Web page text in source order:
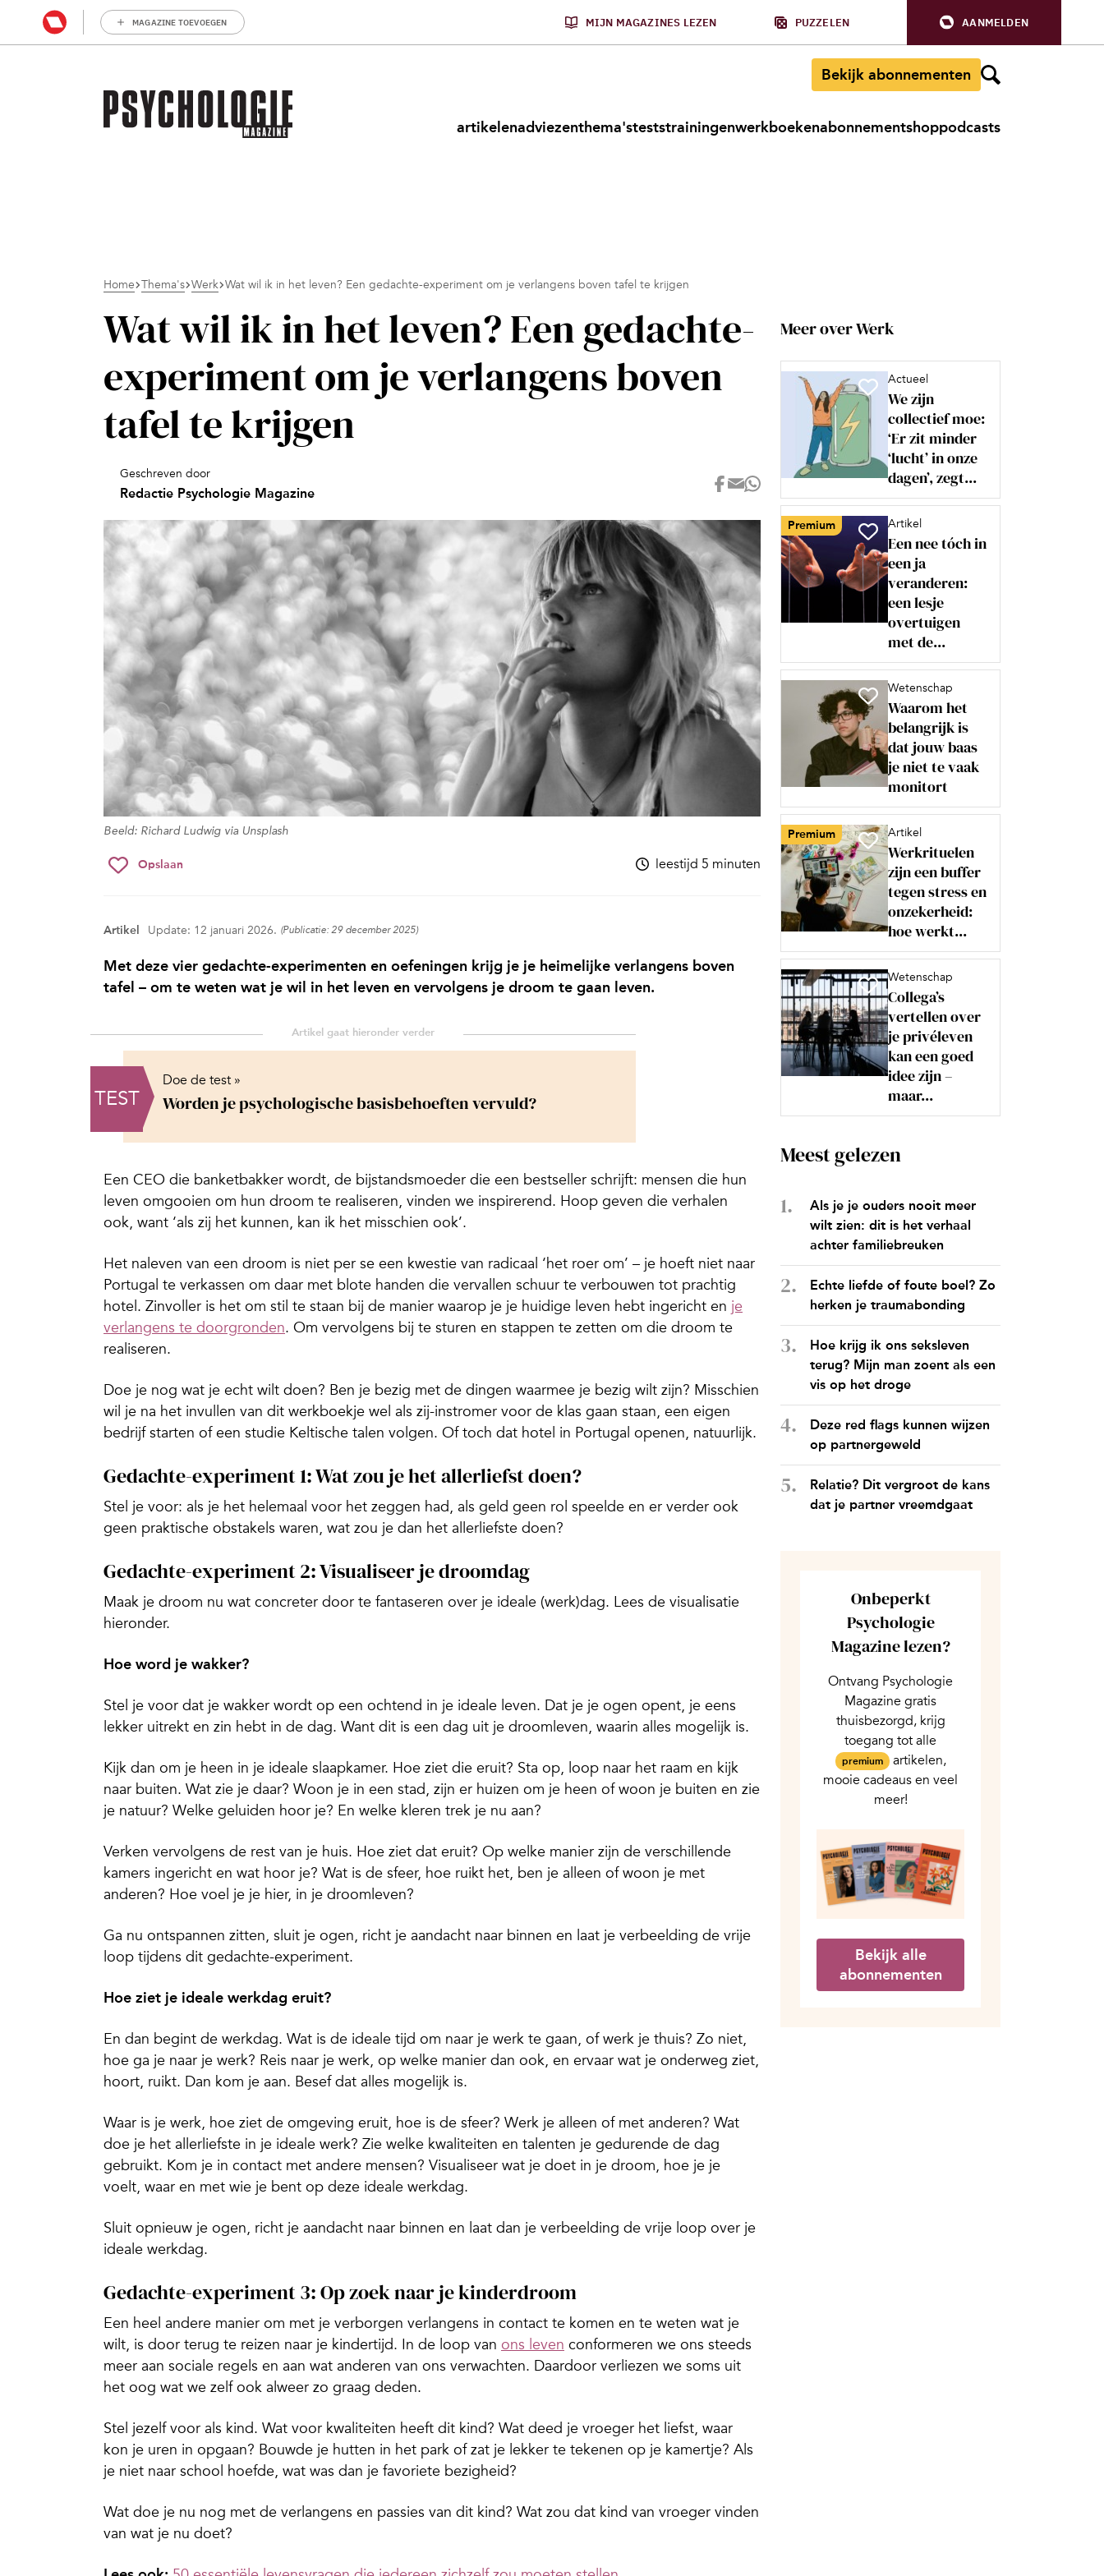
MAGAZINE TOEVOEGEN MIJN MAGAZINES LEZEN PUZZELEN AANMELDEN
Bekijk abonnementen
artikelenadviezenthema'steststrainingenwerkboekenabonnementshoppodcasts
Home Thema's Werk Wat wil ik in het leven? Een gedachte-experiment om je verlangens boven tafel te krijgen
Wat wil ik in het leven? Een gedachte-
experiment om je verlangens boven
tafel te krijgen
Geschreven door
Redactie Psychologie Magazine
Beeld: Richard Ludwig via Unsplash
Opslaan leestijd 5 minuten
Artikel Update: 12 januari 2026. (Publicatie: 29 december 2025)
Met deze vier gedachte-experimenten en oefeningen krijg je je heimelijke verlangens boven
tafel – om te weten wat je wil in het leven en vervolgens je droom te gaan leven.
TEST
Doe de test »
Worden je psychologische basisbehoeften vervuld?
Een CEO die banketbakker wordt, de bijstandsmoeder die een bestseller schrijft: mensen die hun
leven omgooien om hun droom te realiseren, vinden we inspirerend. Hoop geven die verhalen
ook, want ‘als zij het kunnen, kan ik het misschien ook’.
Het naleven van een droom is niet per se een kwestie van radicaal ‘het roer om’ – je hoeft niet naar
Portugal te verkassen om daar met blote handen die vervallen schuur te verbouwen tot prachtig
hotel. Zinvoller is het om stil te staan bij de manier waarop je je huidige leven hebt ingericht en je
verlangens te doorgronden. Om vervolgens bij te sturen en stappen te zetten om die droom te
realiseren.
Doe je nog wat je echt wilt doen? Ben je bezig met de dingen waarmee je bezig wilt zijn? Misschien
wil je na het invullen van dit werkboekje wel als zij-instromer voor de klas gaan staan, een eigen
bedrijf starten of een studie Keltische talen volgen. Of toch dat hotel in Portugal openen, natuurlijk.
Gedachte-experiment 1: Wat zou je het allerliefst doen?
Stel je voor: als je het helemaal voor het zeggen had, als geld geen rol speelde en er verder ook
geen praktische obstakels waren, wat zou je dan het allerliefste doen?
Gedachte-experiment 2: Visualiseer je droomdag
Maak je droom nu wat concreter door te fantaseren over je ideale (werk)dag. Lees de visualisatie
hieronder.
Hoe word je wakker?
Stel je voor dat je wakker wordt op een ochtend in je ideale leven. Dat je je ogen opent, je eens
lekker uitrekt en zin hebt in de dag. Want dit is een dag uit je droomleven, waarin alles mogelijk is.
Kijk dan om je heen in je ideale slaapkamer. Hoe ziet die eruit? Sta op, loop naar het raam en kijk
naar buiten. Wat zie je daar? Woon je in een stad, zijn er huizen om je heen of woon je buiten en zie
je natuur? Welke geluiden hoor je? En welke kleren trek je nu aan?
Verken vervolgens de rest van je huis. Hoe ziet dat eruit? Op welke manier zijn de verschillende
kamers ingericht en wat hoor je? Wat is de sfeer, hoe ruikt het, ben je alleen of woon je met
anderen? Hoe voel je je hier, in je droomleven?
Ga nu ontspannen zitten, sluit je ogen, richt je aandacht naar binnen en laat je verbeelding de vrije
loop tijdens dit gedachte-experiment.
Hoe ziet je ideale werkdag eruit?
En dan begint de werkdag. Wat is de ideale tijd om naar je werk te gaan, of werk je thuis? Zo niet,
hoe ga je naar je werk? Reis naar je werk, op welke manier dan ook, en ervaar wat je onderweg ziet,
hoort, ruikt. Dan kom je aan. Besef dat alles mogelijk is.
Waar is je werk, hoe ziet de omgeving eruit, hoe is de sfeer? Werk je alleen of met anderen? Wat
doe je het allerliefste in je ideale werk? Zie welke kwaliteiten en talenten je gedurende de dag
gebruikt. Kom je in contact met andere mensen? Visualiseer wat je doet in je droom, hoe je je
voelt, waar en met wie je bent op deze ideale werkdag.
Sluit opnieuw je ogen, richt je aandacht naar binnen en laat dan je verbeelding de vrije loop over je
ideale werkdag.
Gedachte-experiment 3: Op zoek naar je kinderdroom
Een heel andere manier om met je verborgen verlangens in contact te komen en te weten wat je
wilt, is door terug te reizen naar je kindertijd. In de loop van ons leven conformeren we ons steeds
meer aan sociale regels en aan wat anderen van ons verwachten. Daardoor verliezen we soms uit
het oog wat we zelf ook alweer zo graag deden.
Stel jezelf voor als kind. Wat voor kwaliteiten heeft dit kind? Wat deed je vroeger het liefst, waar
kon je uren in opgaan? Bouwde je hutten in het park of zat je lekker te tekenen op je kamertje? Als
je niet naar school hoefde, wat was dan je favoriete bezigheid?
Wat doe je nu nog met de verlangens en passies van dit kind? Wat zou dat kind van vroeger vinden
van wat je nu doet?
Meer over Werk
Actueel
We zijn
collectief moe:
‘Er zit minder
‘lucht’ in onze
dagen’, zegt...
Premium Artikel
Een nee tóch in
een ja
veranderen:
een lesje
overtuigen
met de...
Wetenschap
Waarom het
belangrijk is
dat jouw baas
je niet te vaak
monitort
Premium Artikel
Werkrituelen
zijn een buffer
tegen stress en
onzekerheid:
hoe werkt...
Wetenschap
Collega’s
vertellen over
je privéleven
kan een goed
idee zijn –
maar...
Meest gelezen
Als je je ouders nooit meer
wilt zien: dit is het verhaal
achter familiebreuken
Echte liefde of foute boel? Zo
herken je traumabonding
Hoe krijg ik ons seksleven
terug? Mijn man zoent als een
vis op het droge
Deze red flags kunnen wijzen
op partnergeweld
Relatie? Dit vergroot de kans
dat je partner vreemdgaat
Onbeperkt
Psychologie
Magazine lezen?
Ontvang Psychologie
Magazine gratis
thuisbezorgd, krijg
toegang tot alle
premium artikelen,
mooie cadeaus en veel
meer!
Bekijk alle
abonnementen